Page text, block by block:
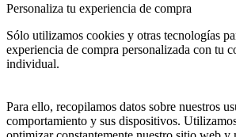
Personaliza tu experiencia de compra
Sólo utilizamos cookies y otras tecnologías
experiencia de compra personalizada con tu
individual.
Para ello, recopilamos datos sobre nuestros
comportamiento y sus dispositivos.